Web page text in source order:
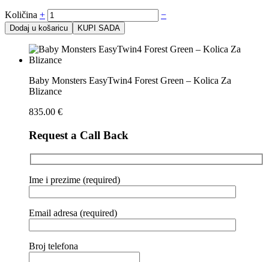
Količina + −
Dodaj u košaricu KUPI SADA
Baby Monsters EasyTwin4 Forest Green – Kolica Za
Blizance
835.00 €
Request a Call Back
Ime i prezime (required)
Email adresa (required)
Broj telefona